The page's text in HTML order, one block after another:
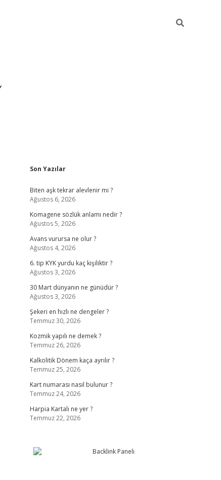
Sidebar
Son Yazılar
Biten aşk tekrar alevlenir mi ?
Ağustos 6, 2026
Komagene sözlük anlamı nedir ?
Ağustos 5, 2026
Avans vurursa ne olur ?
Ağustos 4, 2026
6. tip KYK yurdu kaç kişiliktir ?
Ağustos 3, 2026
30 Mart dünyanın ne günüdür ?
Ağustos 3, 2026
Şekeri en hızlı ne dengeler ?
Temmuz 30, 2026
Kozmik yapılı ne demek ?
Temmuz 26, 2026
Kalkolitik Dönem kaça ayrılır ?
Temmuz 25, 2026
Kart numarası nasıl bulunur ?
Temmuz 24, 2026
Harpia Kartalı ne yer ?
Temmuz 22, 2026